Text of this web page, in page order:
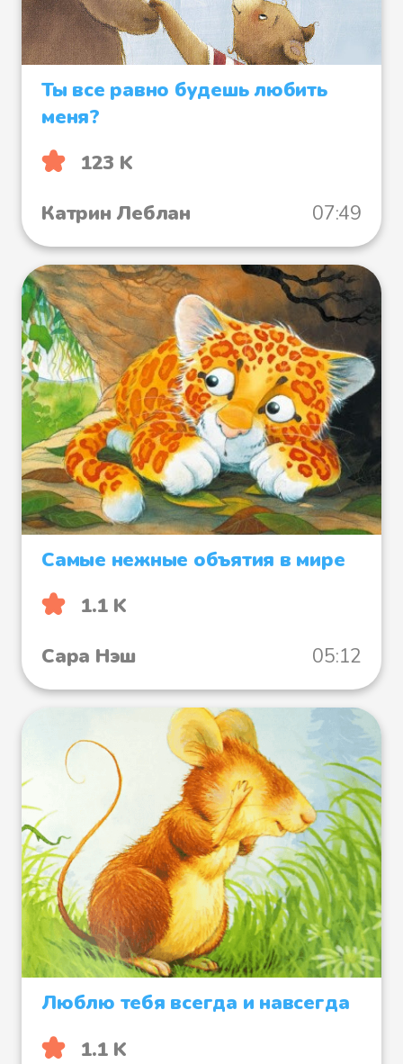
Ты все равно будешь любить
меня?
123 K
Катрин Леблан
07:49
Самые нежные объятия в мире
1.1 K
Сара Нэш
05:12
Люблю тебя всегда и навсегда
1.1 K